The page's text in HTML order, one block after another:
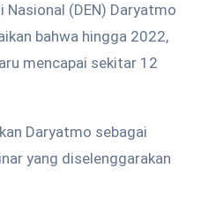
Nasional (DEN) Daryatmo
bahwa hingga 2022,
mencapai sekitar 12
Daryatmo sebagai
yang diselenggarakan